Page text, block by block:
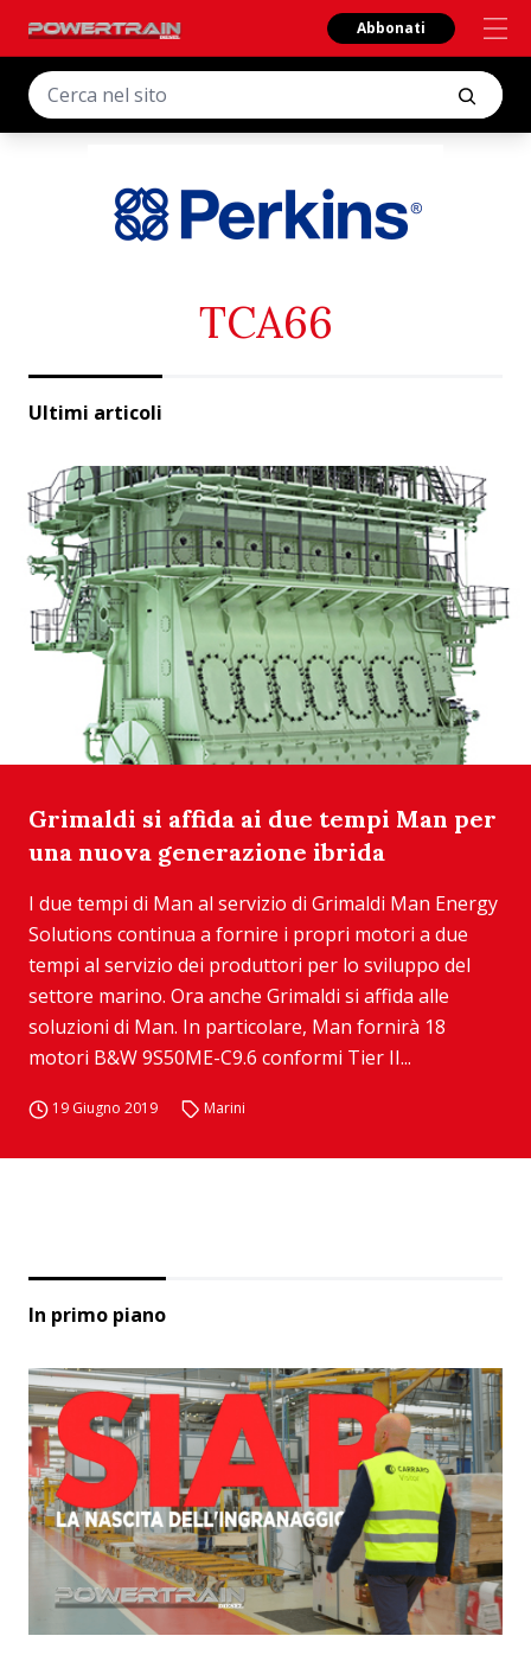
Abbonati
TCA66
Ultimi articoli
Grimaldi si affida ai due tempi Man per
una nuova generazione ibrida
I due tempi di Man al servizio di Grimaldi Man Energy
Solutions continua a fornire i propri motori a due
tempi al servizio dei produttori per lo sviluppo del
settore marino. Ora anche Grimaldi si affida alle
soluzioni di Man. In particolare, Man fornirà 18
motori B&W 9S50ME-C9.6 conformi Tier II...
19 Giugno 2019 Marini
In primo piano